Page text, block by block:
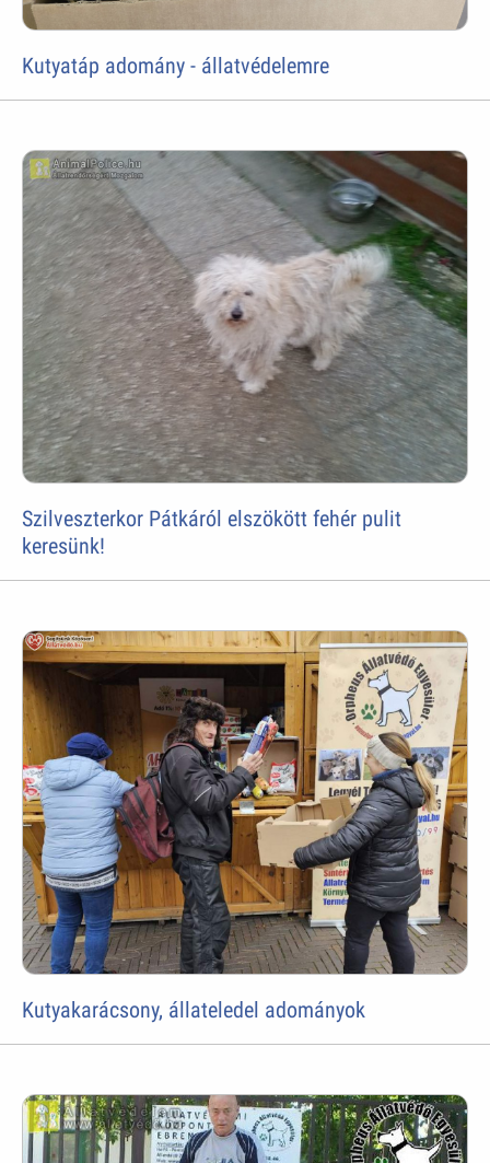
Kutyatáp adomány - állatvédelemre
Szilveszterkor Pátkáról elszökött fehér pulit
keresünk!
Kutyakarácsony, állateledel adományok